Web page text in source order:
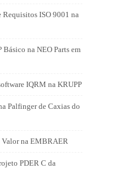
Requisitos ISO 9001 na
Básico na NEO Parts em
IQRM na KRUPP
Palfinger de Caxias do
Valor na EMBRAER
PDER C da